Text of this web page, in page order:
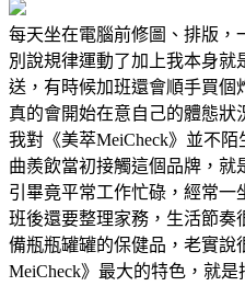
每天坐在電腦前修圖、排版，
別說規律運動了加上我本身
送，有時候加班還會順手買個
真的會開始在意自己的體態狀
我對《美萃MeiCheck》並不
曲羨飲當初接觸這個品牌，就
引畢竟平常工作忙碌，經常
班後還要整理家務，生活節
備瓶瓶罐罐的保健品，老實說
MeiCheck》最大的特色，就